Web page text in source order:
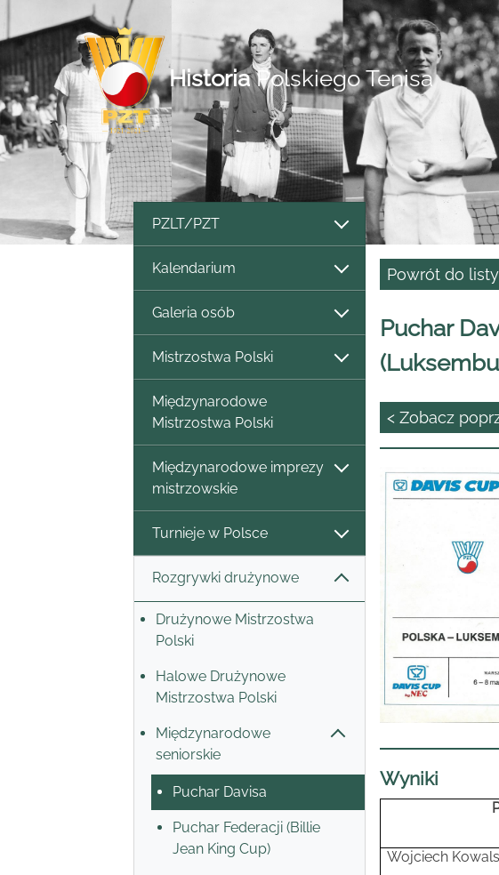
HistoriaPolskiego Tenisa
PZLT/PZT
Kalendarium
Galeria osób
Mistrzostwa Polski
Międzynarodowe
Mistrzostwa Polski
Międzynarodowe imprezy
mistrzowskie
Turnieje w Polsce
Rozgrywki drużynowe
Drużynowe Mistrzostwa
Polski
Halowe Drużynowe
Mistrzostwa Polski
Międzynarodowe
seniorskie
Puchar Davisa
Puchar Federacji (Billie
Jean King Cup)
Powrót do listy
Puchar
< Zobacz
Wyniki
Wojciech